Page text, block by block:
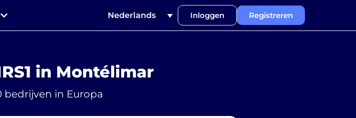
Nederlands Inloggen Registreren
in Montélimar
in Europa